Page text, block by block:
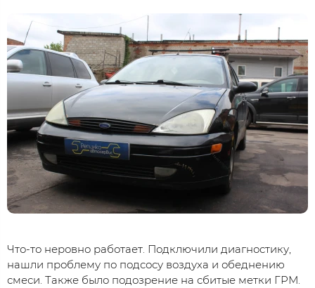
Что-то неровно работает. Подключили диагностику,
нашли проблему по подсосу воздуха и обеднению
смеси. Также было подозрение на сбитые метки ГРМ.